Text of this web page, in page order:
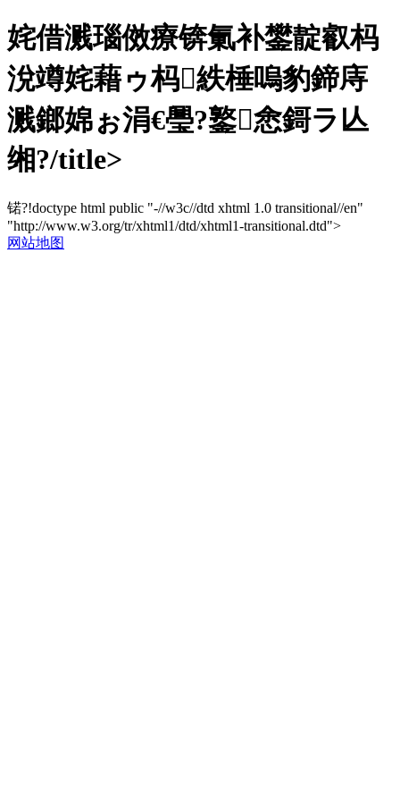
姹借溅瑙傚療锛氭补鐢靛叡杩
涗竴姹藉ゥ杩紩棰嗚豹鍗庤
溅鎯婂ぉ涓€璺?鐜悆鎶ラ亾
缃?/title>
锘?!doctype html public "-//w3c//dtd xhtml 1.0 transitional//en"
"http://www.w3.org/tr/xhtml1/dtd/xhtml1-transitional.dtd">
网站地图